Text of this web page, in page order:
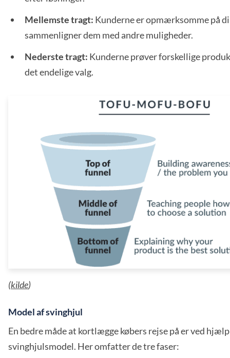
Mellemste tragt: Kunderne er opmærksomme på
sammenligner dem med andre muligheder.
Nederste tragt: Kunderne prøver forskellige
det endelige valg.
(kilde)
Model af svinghjul
En bedre måde at kortlægge købers rejse på er ved
svinghjulsmodel. Her omfatter de tre faser: